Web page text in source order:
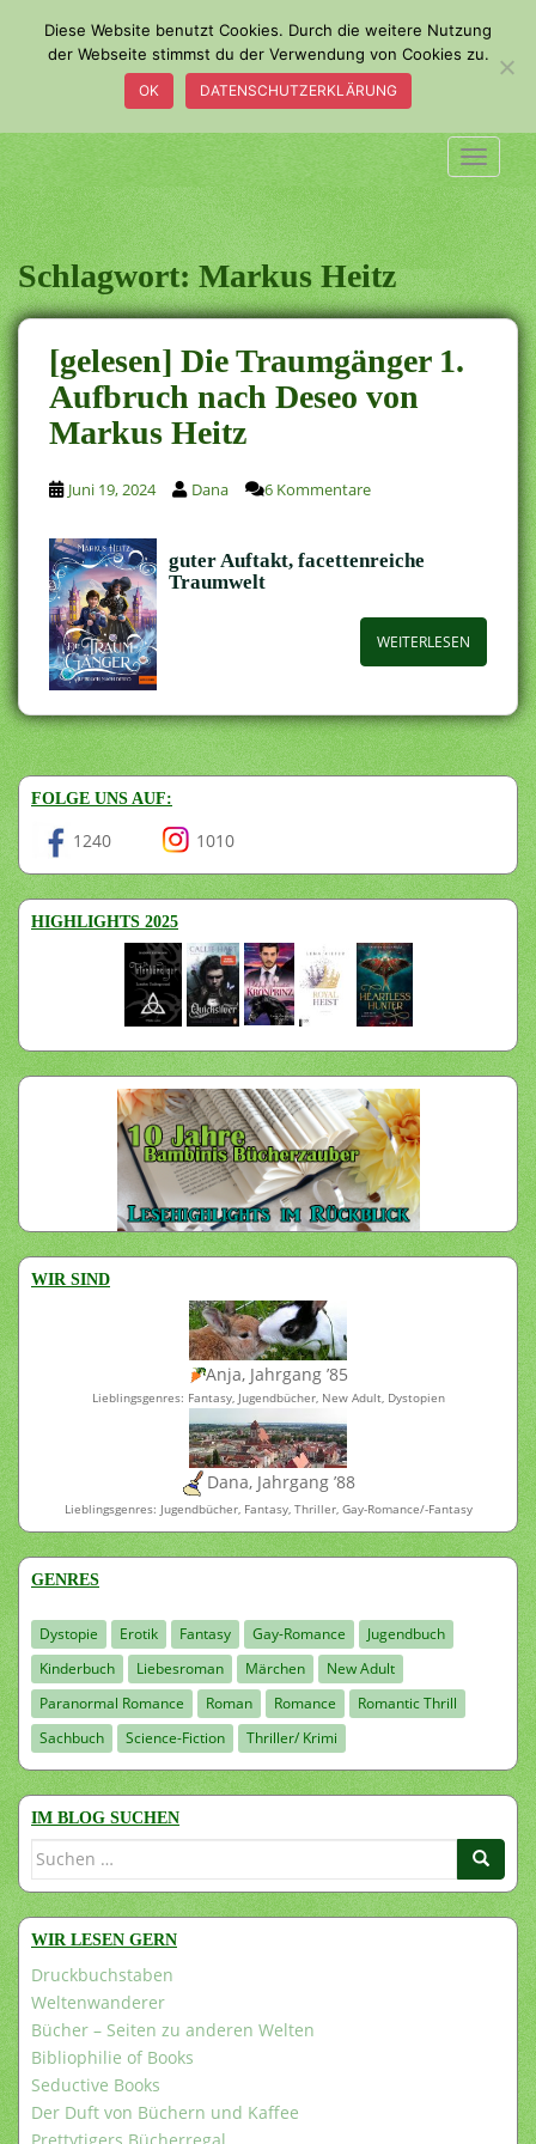
o
m
a
i
n
c
o
n
t
e
n
t
Schlagwort:Markus Heitz
[gelesen] Die Traumgänger 1.
Aufbruch nach Deseo von
Markus Heitz
Juni 19, 2024 Dana 6 Kommentare
guter Auftakt, facettenreiche
Traumwelt
WEITERLESEN
FOLGE UNS AUF:
1240 1010
HIGHLIGHTS 2025
WIR SIND
Anja, Jahrgang ’85
Lieblingsgenres: Fantasy, Jugendbücher, New Adult, Dystopien
Dana, Jahrgang ’88
Lieblingsgenres: Jugendbücher, Fantasy, Thriller, Gay-Romance/-Fantasy
GENRES
Dystopie Erotik Fantasy Gay-Romance
Jugendbuch
Kinderbuch
Liebesroman Märchen
New Adult
Paranormal Romance
Roman Romance
Romantic Thrill
Sachbuch
Science-Fiction Thriller/ Krimi
IM BLOG SUCHEN
Suchen
WIR LESEN GERN
Druckbuchstaben
Weltenwanderer
Bücher – Seiten zu anderen Welten
Bibliophilie of Books
Seductive Books
Der Duft von Büchern und Kaffee
Diese Website benutzt Cookies. Durch die weitere Nutzung
der Webseite stimmst du der Verwendung von Cookies zu.
OK DATENSCHUTZERKLÄRUNG